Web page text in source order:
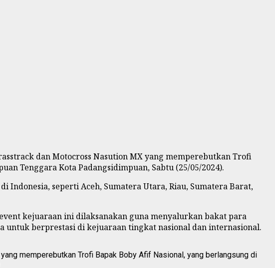
dan Motocross Nasution MX yang memperebutkan Trofi
Tenggara Kota Padangsidimpuan, Sabtu (25/05/2024).
seperti Aceh, Sumatera Utara, Riau, Sumatera Barat,
kejuaraan ini dilaksanakan guna menyalurkan bakat para
untuk berprestasi di kejuaraan tingkat nasional dan internasional.
memperebutkan Trofi Bapak Boby Afif Nasional, yang berlangsung di